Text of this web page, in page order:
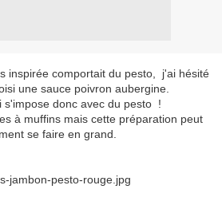
inspirée comportait du pesto, j'ai hésité
une sauce poivron aubergine.
s'impose donc avec du pesto !
à muffins mais cette préparation peut
se faire en grand.